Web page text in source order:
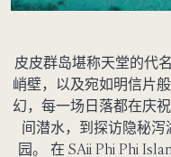
皮皮群岛堪称天堂的代
峭壁，以及宛如明信片
幻，每一场日落都在庆
间潜水，到探访隐秘
园。 在 SAii Phi Phi